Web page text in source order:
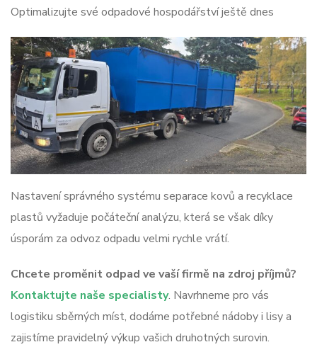
Optimalizujte své odpadové hospodářství ještě dnes
Nastavení správného systému separace kovů a recyklace
plastů vyžaduje počáteční analýzu, která se však díky
úsporám za odvoz odpadu velmi rychle vrátí.
Chcete proměnit odpad ve vaší firmě na zdroj příjmů?
Kontaktujte naše specialisty. Navrhneme pro vás
logistiku sběrných míst, dodáme potřebné nádoby i lisy a
zajistíme pravidelný výkup vašich druhotných surovin.